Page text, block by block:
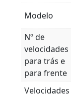
Modelo
Nº de
velocidades
para trás e
para frente
Velocidades